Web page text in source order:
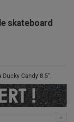
skateboard
Candy 8.5".